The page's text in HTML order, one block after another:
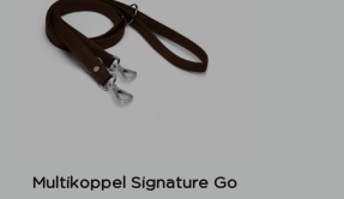
Multikoppel Signature Go